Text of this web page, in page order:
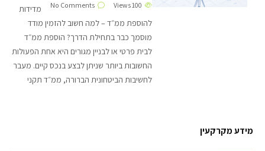
No Comments
Views
מדידות
להוספת ממ״ד – למה חשוב להזמין מודד
מוסמך כבר בתחילת הדרך? הוספת ממ״ד
לבית פרטי או לבניין מגורים היא אחת הפעולות
החשובות ביותר שניתן לבצע בנכס קיים. מעבר
לחשיבות הביטחונית הברורה, ממ״ד תקני
מידע מקרקעין